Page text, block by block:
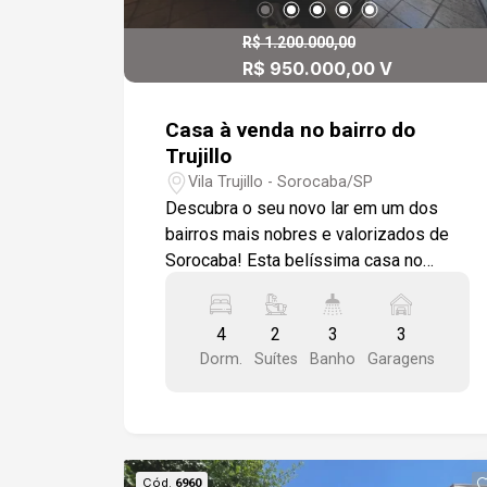
R$ 1.200.000,00
R$ 950.000,00 V
Casa à venda no bairro do
Trujillo
Vila Trujillo - Sorocaba/SP
Descubra o seu novo lar em um dos
bairros mais nobres e valorizados de
Sorocaba! Esta belíssima casa no
praticidade em cada detalhe:
Características do imóvel: - 4 quartos
amplos, sendo 2 suítes - Sala de estar
sofisticados - Lavabo moderno - Sala
4
Dorm.
2
Suítes
3
Banho
3
Garagens
Cód. 6960